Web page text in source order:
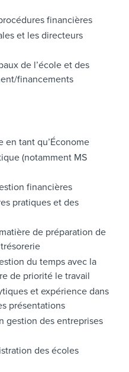
financières
et les directeurs
de l’école et des
financements
en tant qu’Économe
(notamment MS
financières
pratiques et des
de préparation de
du temps avec la
de priorité le travail
et expérience dans
présentations
gestion des entreprises
des écoles